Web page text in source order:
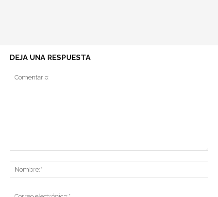
DEJA UNA RESPUESTA